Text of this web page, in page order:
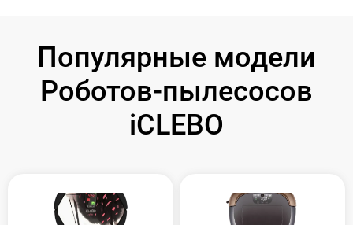
Популярные модели
Роботов-пылесосов
iCLEBO